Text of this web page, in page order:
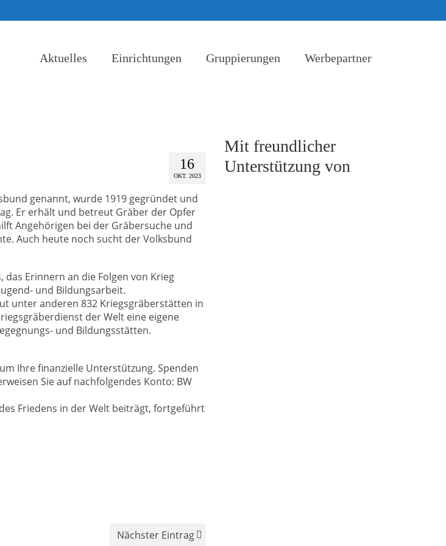
Aktuelles Einrichtungen Gruppierungen Werbepartner
16
OKT. 2023
genannt, wurde 1919 gegründet und
Er erhält und betreut Gräber der Opfer
Angehörigen bei der Gräbersuche und
Auch heute noch sucht der Volksbund
Erinnern an die Folgen von Krieg
und Bildungsarbeit.
unter anderen 832 Kriegsgräberstätten in
der Welt eine eigene
und Bildungsstätten.
Ihre finanzielle Unterstützung. Spenden
Sie auf nachfolgendes Konto: BW
Friedens in der Welt beiträgt, fortgeführt
Nächster Eintrag
Mit freundlicher
Unterstützung von